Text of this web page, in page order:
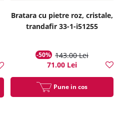
Bratara cu pietre roz, cristale,
trandafir 33-1-i51255
-50% 143.00 Lei
71.00 Lei
Pune in cos